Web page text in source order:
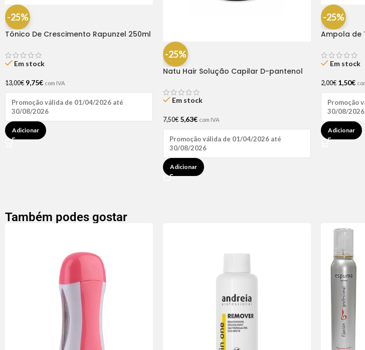
-25%
Tónico De Crescimento Rapunzel 250ml
Em stock
13,00€ 9,75€ com IVA
Promoção válida de 01/04/2026 até
30/08/2026
Adicionar
-25%
Natu Hair Solução Capilar D-pantenol
Em stock
7,50€ 5,63€ com IVA
Promoção válida de 01/04/2026 até
30/08/2026
Adicionar
-25%
Ampola de
Em stock
2,00€ 1,50€
Promoção
30/08/2026
Adicionar
Também podes gostar